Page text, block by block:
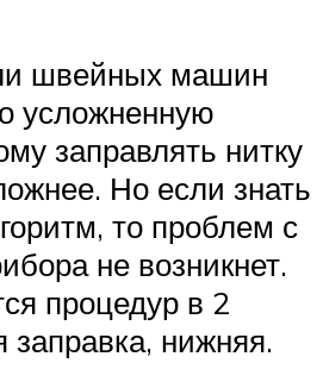
швейных машин
усложненную
заправлять нитку
Но если знать
то проблем с
не возникнет.
процедур в 2
заправка, нижняя.